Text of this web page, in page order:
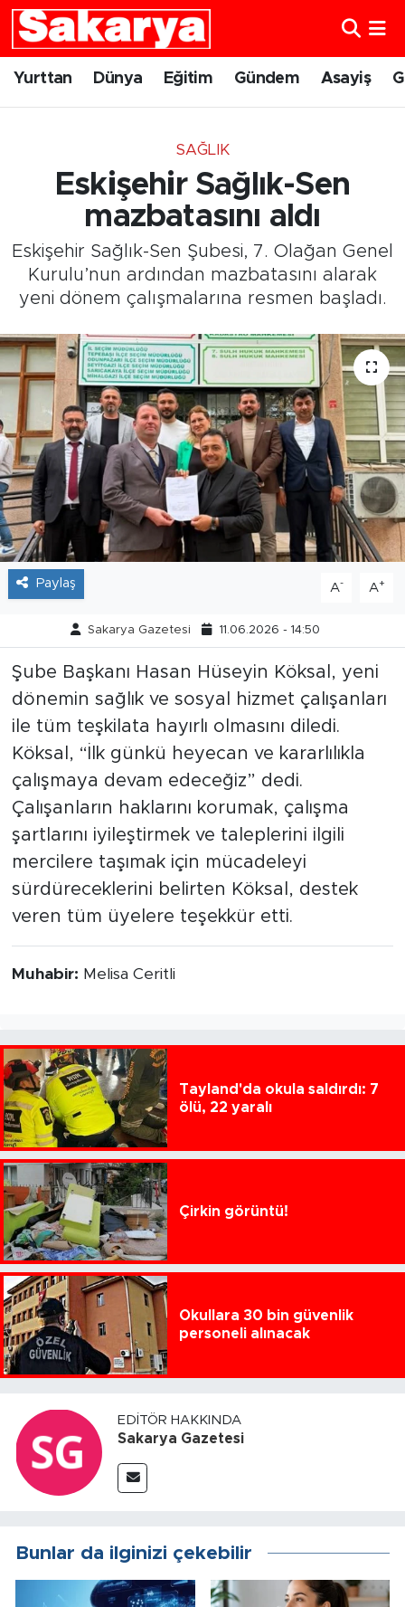
Yurttan Dünya Eğitim Gündem Asayiş
SAĞLIK
Eskişehir Sağlık-Sen
mazbatasını aldı
Eskişehir Sağlık-Sen Şubesi, 7. Olağan Genel
Kurulu’nun ardından mazbatasını alarak
yeni dönem çalışmalarına resmen başladı.
Paylaş A- A+
Sakarya Gazetesi 11.06.2026 - 14:50
Şube Başkanı Hasan Hüseyin Köksal, yeni
dönemin sağlık ve sosyal hizmet çalışanları
ile tüm teşkilata hayırlı olmasını diledi.
Köksal, “İlk günkü heyecan ve kararlılıkla
çalışmaya devam edeceğiz” dedi.
Çalışanların haklarını korumak, çalışma
şartlarını iyileştirmek ve taleplerini ilgili
mercilere taşımak için mücadeleyi
sürdüreceklerini belirten Köksal, destek
veren tüm üyelere teşekkür etti.
Muhabir: Melisa Ceritli
Tayland'da okula saldırdı: 7
ölü, 22 yaralı
Çirkin görüntü!
Okullara 30 bin güvenlik
personeli alınacak
EDITÖR HAKKINDA
Sakarya Gazetesi
Bunlar da ilginizi çekebilir
Yurttan
Gündem
Eskişehirspor
Spor
Sağlık
Kültür Sanat
Tarihçe
Resmi İlanlar
Söyleşi
Foto Şaka
Teknoloji
Politika
Eskişehir Nöbetçi Eczaneler
Eskişehir Trafik Yoğunluk Haritası
Süper Lig Puan Durumu ve Fikstür
Tüm Manşetler
Son Dakika Haberleri
Haber Arşivi